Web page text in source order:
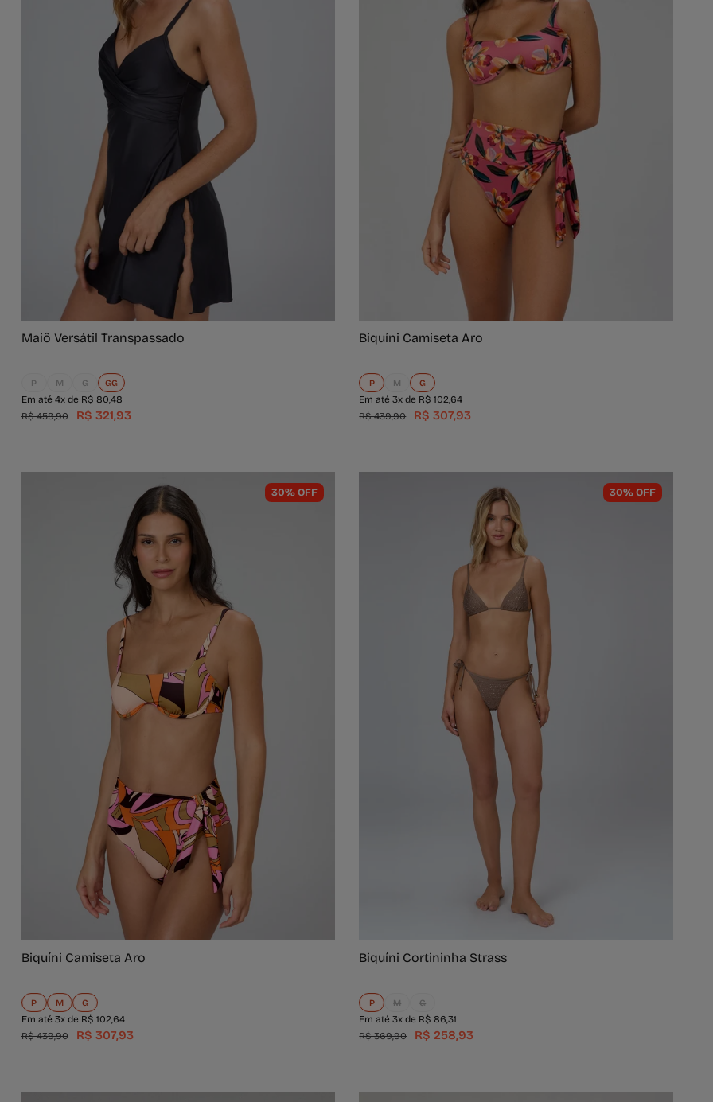
Maiô Versátil Transpassado
P M G GG
Em até 4x de R$ 80,48
R$ 459,90
R$ 321,93
Biquíni Camiseta Aro
P M G
Em até 3x de R$ 102,64
R$ 439,90
R$ 307,93
30% OFF
Biquíni Camiseta Aro
P M G
Em até 3x de R$ 102,64
R$ 439,90
R$ 307,93
30% OFF
Biquíni Cortininha Strass
P M G
Em até 3x de R$ 86,31
R$ 369,90
R$ 258,93